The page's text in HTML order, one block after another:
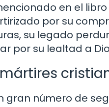
en el
por su
su legado
por su lealtad a
gran número de